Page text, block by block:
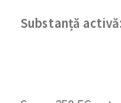
Substanță activă: